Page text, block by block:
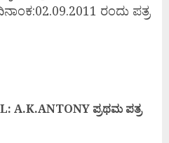
ರಂದು ಪತ್ರ
A.K.ANTONY ಪ್ರಥಮ ಪತ್ರ